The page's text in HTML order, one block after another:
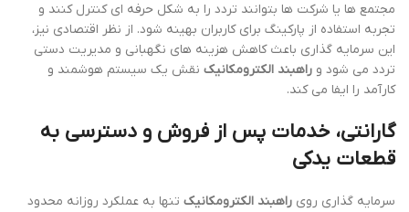
مجتمع ها یا شرکت ها بتوانند تردد را به شکل حرفه ای کنترل کنند و
تجربه استفاده از پارکینگ برای کاربران بهینه شود. از نظر اقتصادی نیز،
این سرمایه گذاری باعث کاهش هزینه های نگهبانی و مدیریت دستی
تردد می شود و راهبند الکترومکانیک نقش یک سیستم هوشمند و
کارآمد را ایفا می کند.
گارانتی، خدمات پس از فروش و دسترسی به
قطعات یدکی
سرمایه گذاری روی راهبند الکترومکانیک تنها به عملکرد روزانه محدود